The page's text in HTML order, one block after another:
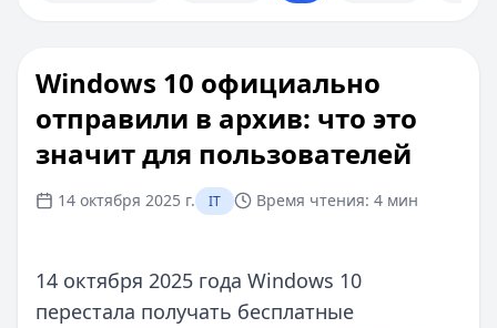
Windows 10 официально
отправили в архив: что это
значит для пользователей
14 октября 2025 г. IT Время чтения: 4 мин
14 октября 2025 года Windows 10
перестала получать бесплатные